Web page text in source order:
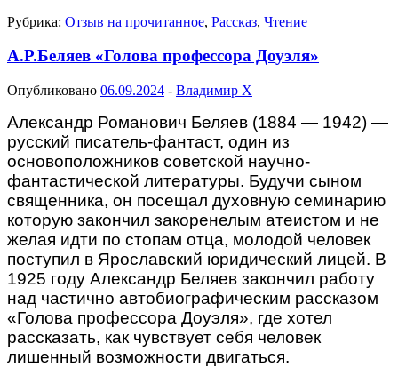
Рубрика: Отзыв на прочитанное, Рассказ, Чтение
А.Р.Беляев «Голова профессора Доуэля»
Опубликовано 06.09.2024 - Владимир Х
Александр Романович Беляев (1884 — 1942) —
русский писатель-фантаст, один из
основоположников советской научно-
фантастической литературы. Будучи сыном
священника, он посещал духовную семинарию
которую закончил закоренелым атеистом и не
желая идти по стопам отца, молодой человек
поступил в Ярославский юридический лицей. В
1925 году Александр Беляев закончил работу
над частично автобиографическим рассказом
«Голова профессора Доуэля», где хотел
рассказать, как чувствует себя человек
лишенный возможности двигаться.